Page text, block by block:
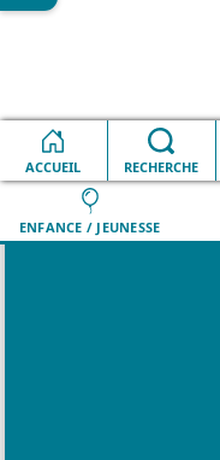
VILLE
ENFANCE / JEUNESSE
ACCUEIL RECHERCHE
Accueil Événements